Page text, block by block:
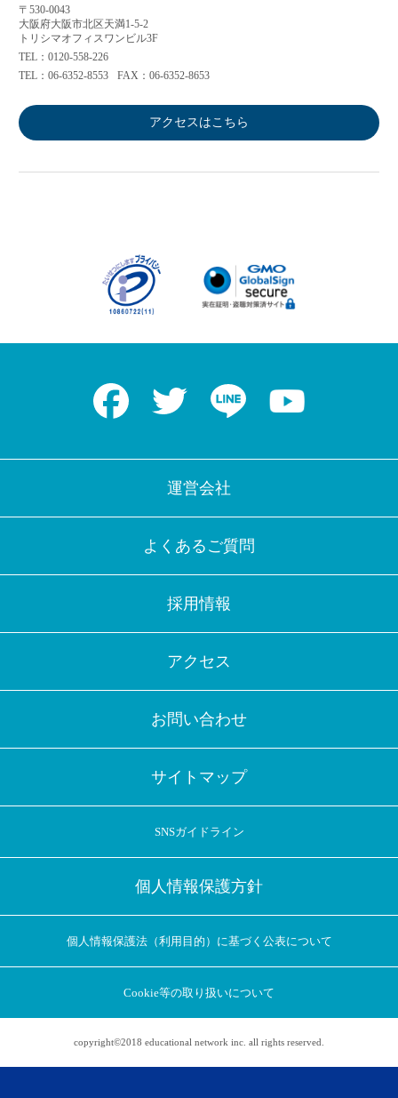
アプリに切り替えてみませんか
〒530-0043
大阪府大阪市北区天満1-5-2
トリシマオフィスワンビル3F
TEL：0120-558-226
TEL：06-6352-8553
FAX：06-6352-8653
アクセスはこちら
Facebook Twitter LINE
運営会社
よくあるご質問
採用情報
アクセス
お問い合わせ
サイトマップ
SNSガイドライン
個人情報保護方針
個人情報保護法（利用目的）に基づく公表について
Cookie等の取り扱いについて
copyright©2018 educational network inc. all rights reserved.